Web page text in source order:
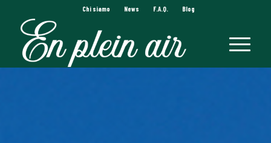
Chi siamo News F.A.Q. Blog